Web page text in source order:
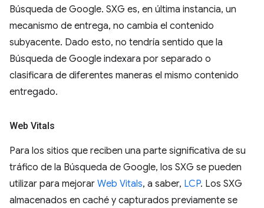
Búsqueda de Google. SXG es, en última instancia, un
mecanismo de entrega, no cambia el contenido
subyacente. Dado esto, no tendría sentido que la
Búsqueda de Google indexara por separado o
clasificara de diferentes maneras el mismo contenido
entregado.
Web Vitals
Para los sitios que reciben una parte significativa de su
tráfico de la Búsqueda de Google, los SXG se pueden
utilizar para mejorar Web Vitals, a saber, LCP. Los SXG
almacenados en caché y capturados previamente se